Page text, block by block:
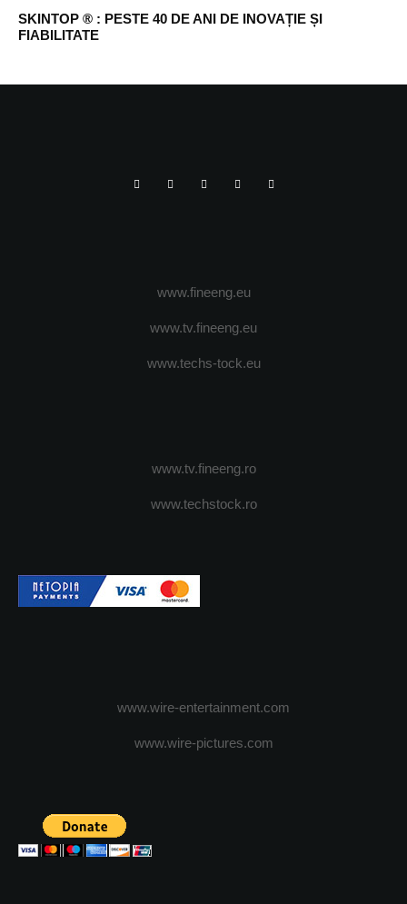
SKINTOP ® : PESTE 40 DE ANI DE INOVAȚIE ȘI
FIABILITATE
www.fineeng.eu
www.tv.fineeng.eu
www.techs-tock.eu
www.tv.fineeng.ro
www.techstock.ro
www.wire-entertainment.com
www.wire-pictures.com